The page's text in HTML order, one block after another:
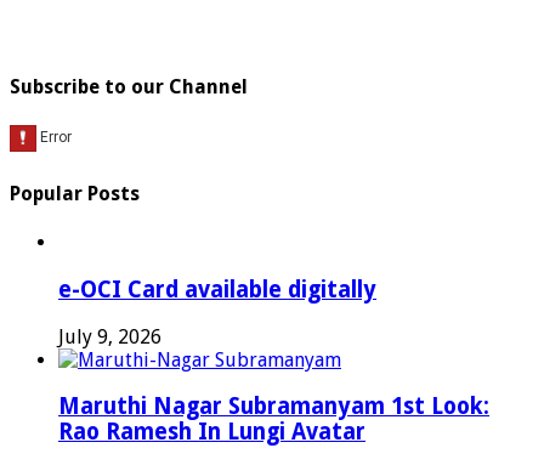
Subscribe to our Channel
Popular Posts
e-OCI Card available digitally
July 9, 2026
Maruthi Nagar Subramanyam 1st Look:
Rao Ramesh In Lungi Avatar